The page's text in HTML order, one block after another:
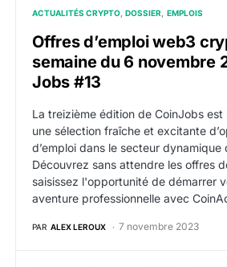
ACTUALITÉS CRYPTO DOSSIER EMPLOIS
Offres d’emploi web3
semaine du 6 novembre
Jobs #13
La treizième édition de CoinJobs
une sélection fraîche et excitante
d’emploi dans le secteur dynamique
Découvrez sans attendre les offres
saisissez l'opportunité de démarrer
aventure professionnelle avec
PAR ALEX LEROUX 7 novembre 2023